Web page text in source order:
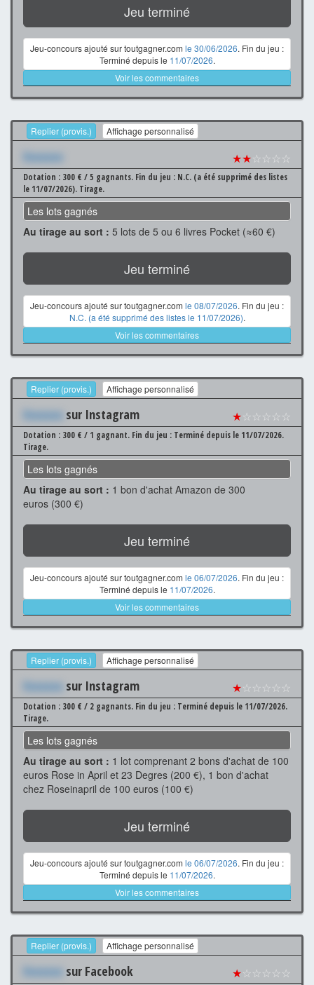
Jeu terminé
Jeu-concours ajouté sur toutgagner.com le 30/06/2026. Fin du jeu :
Terminé depuis le 11/07/2026.
Voir les commentaires
Replier (provis.) Affichage personnalisé
Xxxxxxx ★★☆☆☆☆
Dotation : 300 € / 5 gagnants. Fin du jeu : N.C. (a été supprimé des listes
le 11/07/2026). Tirage.
Les lots gagnés
Au tirage au sort : 5 lots de 5 ou 6 livres Pocket (≈60 €)
Jeu terminé
Jeu-concours ajouté sur toutgagner.com le 08/07/2026. Fin du jeu :
N.C. (a été supprimé des listes le 11/07/2026).
Voir les commentaires
Replier (provis.) Affichage personnalisé
Xxxxxxx sur Instagram ★☆☆☆☆☆
Dotation : 300 € / 1 gagnant. Fin du jeu : Terminé depuis le 11/07/2026.
Tirage.
Les lots gagnés
Au tirage au sort : 1 bon d'achat Amazon de 300
euros (300 €)
Jeu terminé
Jeu-concours ajouté sur toutgagner.com le 06/07/2026. Fin du jeu :
Terminé depuis le 11/07/2026.
Voir les commentaires
Replier (provis.) Affichage personnalisé
Xxxxxxx sur Instagram ★☆☆☆☆☆
Dotation : 300 € / 2 gagnants. Fin du jeu : Terminé depuis le 11/07/2026.
Tirage.
Les lots gagnés
Au tirage au sort : 1 lot comprenant 2 bons d'achat de 100
euros Rose in April et 23 Degres (200 €), 1 bon d'achat
chez Roseinapril de 100 euros (100 €)
Jeu terminé
Jeu-concours ajouté sur toutgagner.com le 06/07/2026. Fin du jeu :
Terminé depuis le 11/07/2026.
Voir les commentaires
Replier (provis.) Affichage personnalisé
Xxxxxxx sur Facebook ★☆☆☆☆☆